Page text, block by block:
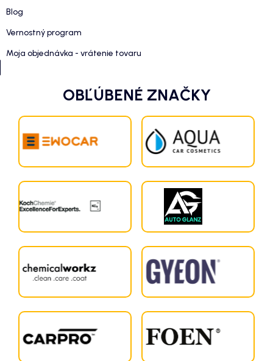
Blog
Vernostný program
Moja objednávka - vrátenie tovaru
OBĽÚBENÉ ZNAČKY